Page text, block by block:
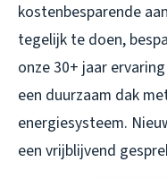
kostenbesparende
tegelijk te doen,
onze 30+ jaar
een duurzaam dak
energiesysteem.
een vrijblijvend